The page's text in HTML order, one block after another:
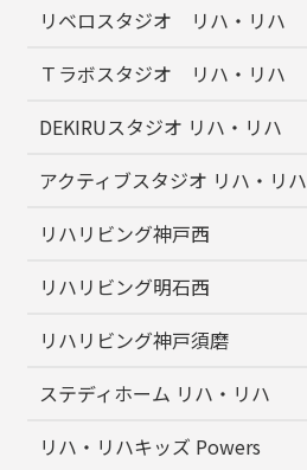
リベロスタジオ リハ・リハ
Ｔラボスタジオ リハ・リハ
DEKIRUスタジオ リハ・リハ
アクティブスタジオ リハ・リハ
リハリビング神戸西
リハリビング明石西
リハリビング神戸須磨
ステディホーム リハ・リハ
リハ・リハキッズ Powers